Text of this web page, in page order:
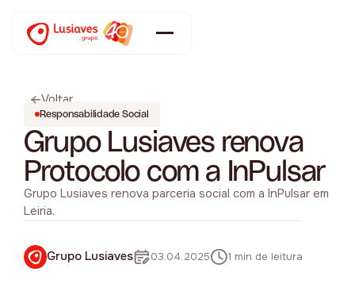
Voltar
Responsabilidade Social
Grupo Lusiaves renova
Protocolo com a InPulsar
Grupo Lusiaves renova parceria social com a InPulsar em
Leiria.
Grupo Lusiaves 03.04.2025 1 min de leitura